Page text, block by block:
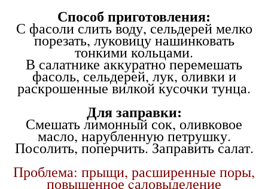
Способ приготовления:
С фасоли слить воду, сельдерей мелко
порезать, луковицу нашинковать
тонкими кольцами.
В салатнике аккуратно перемешать
фасоль, сельдерей, лук, оливки и
раскрошенные вилкой кусочки тунца.
Для заправки:
Смешать лимонный сок, оливковое
масло, нарубленную петрушку.
Посолить, поперчить. Заправить салат.
Проблема: прыщи, расширенные поры,
повышенное cаловыделение